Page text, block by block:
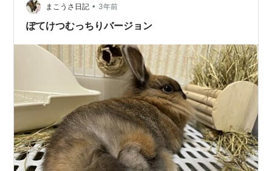
は、 冷静すぎて恐怖… それこそヒトならざるものって感
じやもんな。 でもそ…
まこうさ日記 • 3年前
ぽてけつむっちりバージョン